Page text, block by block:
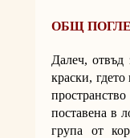
ОБЩ
Далеч, отвъд
краски,
поставена в
група от